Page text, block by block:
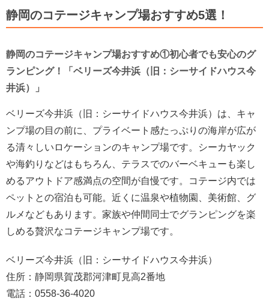
静岡のコテージキャンプ場おすすめ5選！
静岡のコテージキャンプ場おすすめ①初心者でも安心のグ
ランピング！「ベリーズ今井浜（旧：シーサイドハウス今
井浜）」
ベリーズ今井浜（旧：シーサイドハウス今井浜）は、キャ
ンプ場の目の前に、プライベート感たっぷりの海岸が広が
る清々しいロケーションのキャンプ場です。シーカヤック
や海釣りなどはもちろん、テラスでのバーベキューも楽し
めるアウトドア感満点の空間が自慢です。コテージ内では
ペットとの宿泊も可能。近くに温泉や植物園、美術館、グ
ルメなどもあります。家族や仲間同士でグランピングを楽
しめる贅沢なコテージキャンプ場です。
ベリーズ今井浜（旧：シーサイドハウス今井浜）
住所：静岡県賀茂郡河津町見高2番地
電話：0558-36-4020